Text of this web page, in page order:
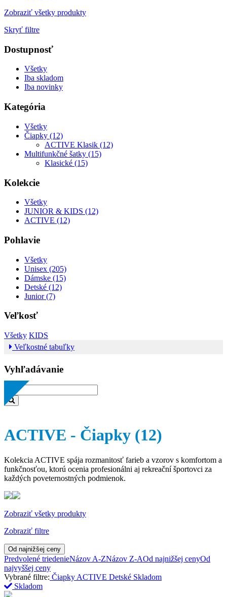
Zobraziť všetky produkty
Skryť filtre
Dostupnosť
Všetky
Iba skladom
Iba novinky
Kategória
Všetky
Čiapky (12)
ACTIVE Klasik (12)
Multifunkčné šatky (15)
Klasické (15)
Kolekcie
Všetky
JUNIOR & KIDS (12)
ACTIVE (12)
Pohlavie
Všetky
Unisex (205)
Dámske (15)
Detské (12)
Junior (7)
Veľkosť
Všetky KIDS
Veľkostné tabuľky
Vyhľadávanie
ACTIVE - Čiapky (12)
Kolekcia ACTIVE spája rozmanitosť farieb a vzorov s komfortom a
funkčnosťou, ktorú ocenia profesionálni aj rekreační športovci za
každých poveternostných podmienok.
Zobraziť všetky produkty
Zobraziť filtre
Od najnižšej ceny
Predvolené triedenieNázov A-ZNázov Z-AOd najnižšej cenyOd
najvyššej ceny
Vybrané filtre: Čiapky ACTIVE Detské Skladom
Skladom